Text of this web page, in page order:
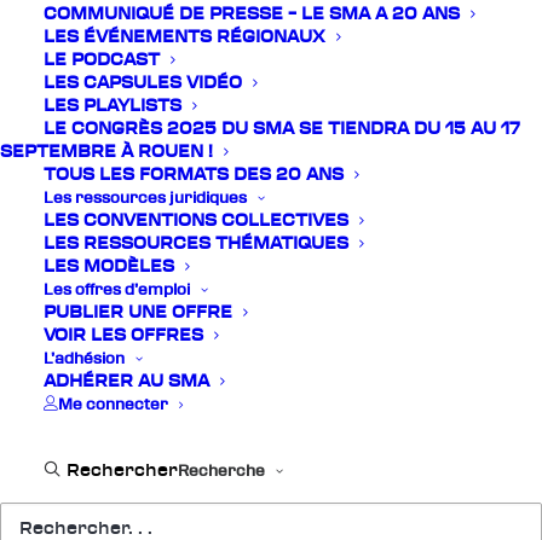
COMMUNIQUÉ DE PRESSE – LE SMA A 20 ANS
LES ÉVÉNEMENTS RÉGIONAUX
LE PODCAST
LES CAPSULES VIDÉO
LES PLAYLISTS
LE CONGRÈS 2025 DU SMA SE TIENDRA DU 15 AU 17
SEPTEMBRE À ROUEN !
TOUS LES FORMATS DES 20 ANS
Les ressources juridiques
LES CONVENTIONS COLLECTIVES
LES RESSOURCES THÉMATIQUES
LES MODÈLES
Les offres d’emploi
PUBLIER UNE OFFRE
VOIR LES OFFRES
L’adhésion
ADHÉRER AU SMA
Me connecter
Recherche
que l’extrême droite Le 12 mars 2026 A l’approche
des élections municipales, nos communes doivent
rester des espaces…
23 février 2026
PERSPECTIVES 2026 : FACE AUX DANGERS,
PRÉPARER L’AVENIR DES MUSIQUES
ACTUELLES
Perspectives 2026 : face aux dangers, préparer
l’avenir des musiques actuelles 2026-2028 : la
période qui s’ouvre est celle de tous les dangers, et
de tous les possibles.…
17 février 2026
L’ATTENTION DE MONSIEUR LE PREMIER
Lettre ouverte Le 16 février 2026 Lettre ouverte de